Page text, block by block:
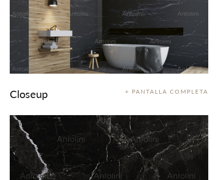
+ PANTALLA COMPLETA
Closeup